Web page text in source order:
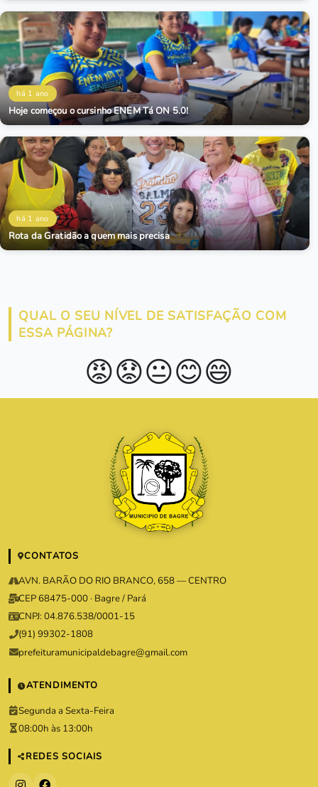
há 1 ano
Hoje começou o cursinho ENEM Tá ON 5.0!
há 1 ano
Rota da Gratidão a quem mais precisa
QUAL O SEU NÍVEL DE SATISFAÇÃO COM
ESSA PÁGINA?
😡😟😐😊😄
CONTATOS
AVN. BARÃO DO RIO BRANCO, 658 — CENTRO
CEP 68475-000 · Bagre / Pará
CNPJ: 04.876.538/0001-15
(91) 99302-1808
prefeituramunicipaldebagre@gmail.com
ATENDIMENTO
Segunda a Sexta-Feira
08:00h às 13:00h
REDES SOCIAIS